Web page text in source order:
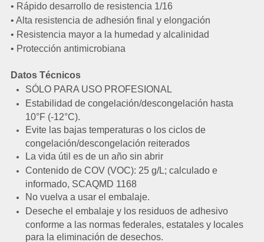
• Rápido desarrollo de resistencia 1/16
• Alta resistencia de adhesión final y elongación
• Resistencia mayor a la humedad y alcalinidad
• Protección antimicrobiana
Datos Técnicos
SÓLO PARA USO PROFESIONAL
Estabilidad de congelación/descongelación hasta
10°F (-12°C).
Evite las bajas temperaturas o los ciclos de
congelación/descongelación reiterados
La vida útil es de un año sin abrir
Contenido de COV (VOC): 25 g/L; calculado e
informado, SCAQMD 1168
No vuelva a usar el embalaje.
Deseche el embalaje y los residuos de adhesivo
conforme a las normas federales, estatales y locales
para la eliminación de desechos.